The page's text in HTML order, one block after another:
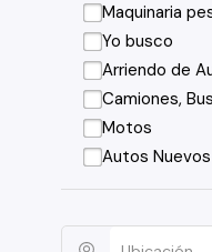
Maquinaria
Yo busco
Arriendo de
Camiones,
Motos
Autos Nuevos